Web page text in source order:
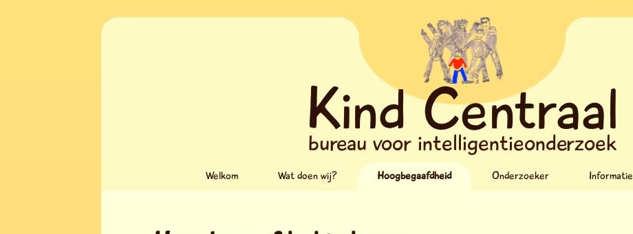
Kind Centraal
bureau voor intelligentieonderzoek
Welkom Wat doen wij? Hoogbegaafdheid Onderzoeker Informatie